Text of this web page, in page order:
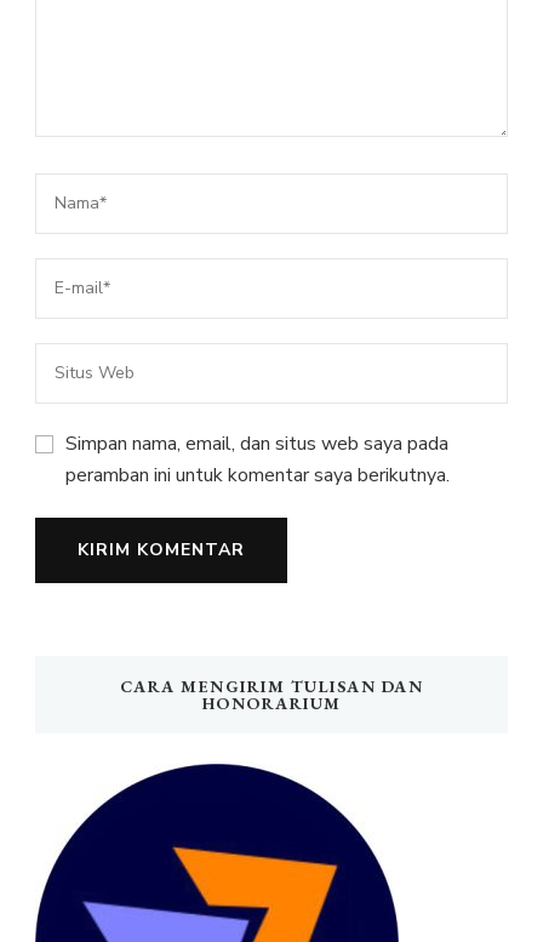
Simpan nama, email, dan situs web saya pada
peramban ini untuk komentar saya berikutnya.
CARA MENGIRIM TULISAN DAN
HONORARIUM